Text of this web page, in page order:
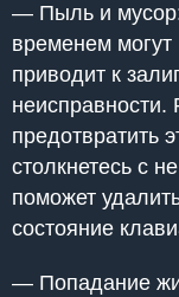
— Пыль и мусор:
временем могут
приводит к
неисправности.
предотвратить
столкнетесь с
поможет
состояние
— Попадание